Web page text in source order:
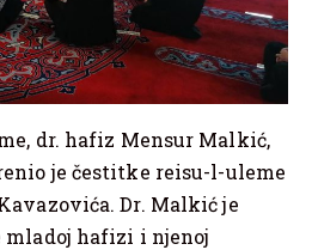
dr. hafiz Mensur Malkić,
je čestitke reisu-l-uleme
Dr. Malkić je
mladoj hafizi i njenoj